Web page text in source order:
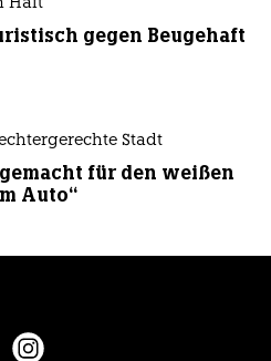
Haft
gegen Beugehaft
Stadt
für den weißen
Auto“